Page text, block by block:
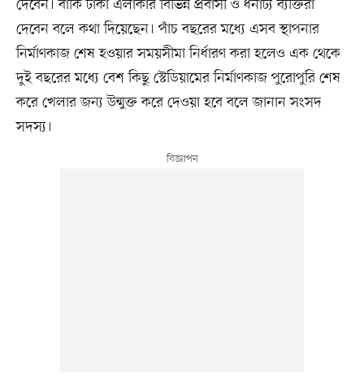
দেবেন। বাকি টাকা এলাকার বিভিন্ন প্রবাসী ও ধনাঢ্য ব্যক্তিরা
দেবেন বলে কথা দিয়েছেন। পাঁচ বছরের মধ্যে এসব স্থাপনার
নির্মাণকাজ শেষ হওয়ার সময়সীমা নির্ধারণ করা হলেও এক থেকে
দুই বছরের মধ্যে বেশ কিছু স্টেডিয়ামের নির্মাণকাজ পুরোপুরি শেষ
করে খেলার জন্য উন্মুক্ত করে দেওয়া হবে বলে জানান সংসদ
সদস্য।